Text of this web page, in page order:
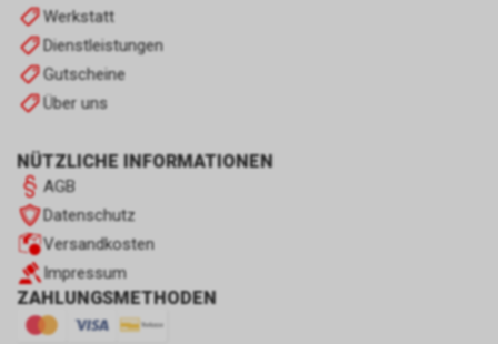
Werkstatt
Dienstleistungen
Gutscheine
Über uns
NÜTZLICHE INFORMATIONEN
AGB
Datenschutz
Versandkosten
Impressum
ZAHLUNGSMETHODEN